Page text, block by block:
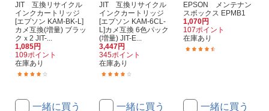
JIT 互換リサイクル
インクカートリッジ
[エプソン KAM-BK-L]
カメ互換(増量) ブラッ
クｘ2 JIT-...
1,085円
109ポイント
在庫あり
一緒に買う
JIT 互換リサイクル
インクカートリッジ
[エプソン KAM-6CL-
L]カメ互換 6色パック
(増量) JIT-E...
3,447円
345ポイント
在庫あり
一緒に買う
EPSON メンテナン
スボックス EPMB1
1,070円
107ポイント
在庫あり
一緒に買う